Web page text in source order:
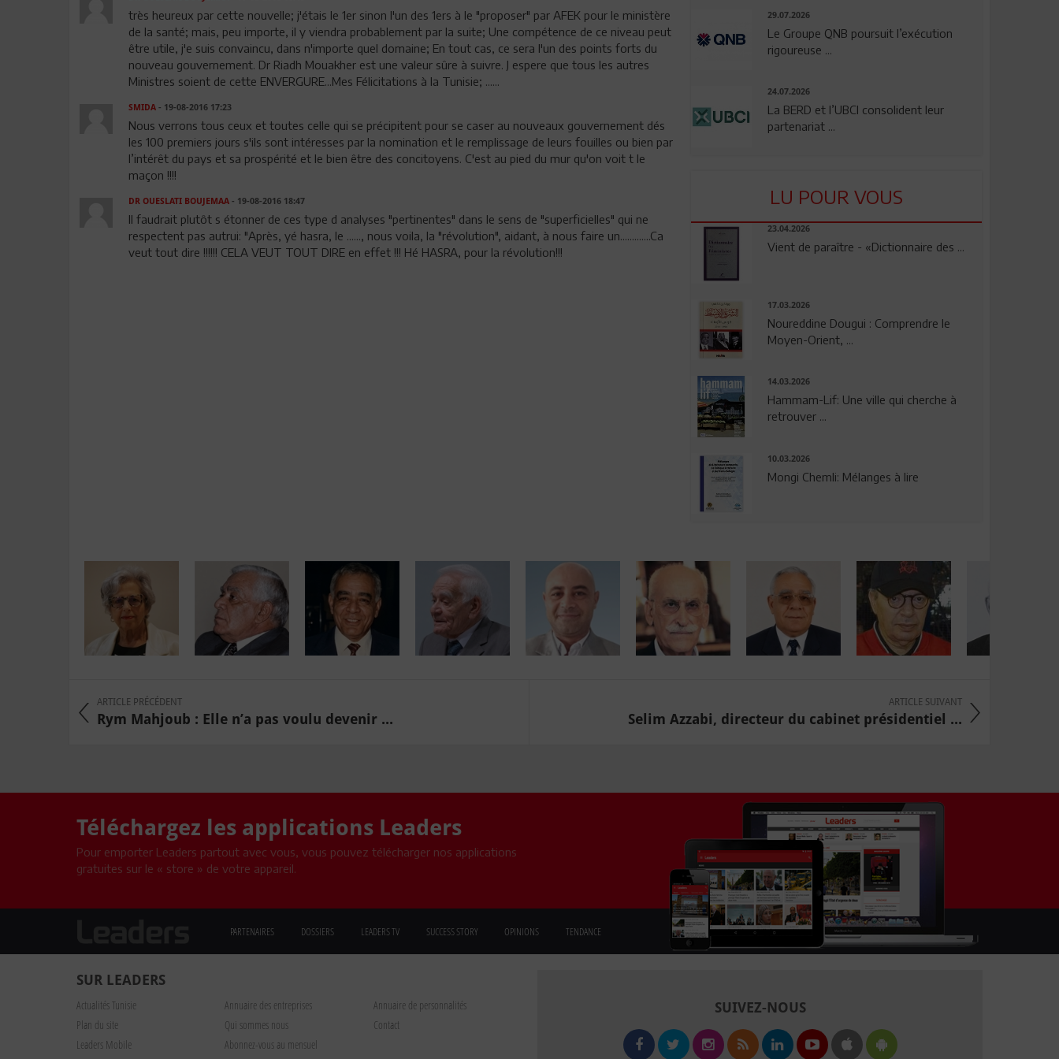
très heureux par cette nouvelle; j'étais le 1er sinon l'un des 1ers à le "proposer" par AFEK pour le ministère
de la santé; mais, peu importe, il y viendra probablement par la suite; Une compétence de ce niveau peut
être utile, j'e suis convaincu, dans n'importe quel domaine; En tout cas, ce sera l'un des points forts du
nouveau gouvernement. Dr Riadh Mouakher est une valeur sûre à suivre. J espere que tous les autres
Ministres soient de cette ENVERGURE...Mes Félicitations à la Tunisie; ......
SMIDA- 19-08-2016 17:23
Nous verrons tous ceux et toutes celle qui se précipitent pour se caser au nouveaux gouvernement dés
les 100 premiers jours s'ils sont intéresses par la nomination et le remplissage de leurs fouilles ou bien par
l’intérêt du pays et sa prospérité et le bien être des concitoyens. C'est au pied du mur qu'on voit t le
maçon !!!!
DR OUESLATI BOUJEMAA- 19-08-2016 18:47
Il faudrait plutôt s étonner de ces type d analyses "pertinentes" dans le sens de "superficielles" qui ne
respectent pas autrui: "Après, yé hasra, le ......, nous voila, la "révolution", aidant, à nous faire un.............Ca
veut tout dire !!!!!! CELA VEUT TOUT DIRE en effet !!! Hé HASRA, pour la révolution!!!
29.07.2026
Le Groupe QNB poursuit l’exécution
rigoureuse ...
24.07.2026
La BERD et l’UBCI consolident leur
partenariat ...
LU POUR VOUS
23.04.2026
Vient de paraître - «Dictionnaire des ...
17.03.2026
Noureddine Dougui : Comprendre le
Moyen-Orient, ...
14.03.2026
Hammam-Lif: Une ville qui cherche à
retrouver ...
10.03.2026
Mongi Chemli: Mélanges à lire
ARTICLE PRÉCÉDENT
Rym Mahjoub : Elle n’a pas voulu devenir ...
ARTICLE SUIVANT
Selim Azzabi, directeur du cabinet présidentiel ...
Téléchargez les applications Leaders
Pour emporter Leaders partout avec vous, vous pouvez télécharger nos applications
gratuites sur le « store » de votre appareil.
PARTENAIRES DOSSIERS LEADERS TV SUCCESS STORY OPINIONS TENDANCE
SUR LEADERS
Actualités Tunisie Annuaire des entreprises
Annuaire de personnalités
Plan du site
Qui sommes nous
Contact
Leaders Mobile
Abonnez-vous au mensuel
SUIVEZ-NOUS